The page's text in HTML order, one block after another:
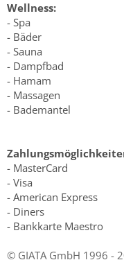
Wellness:
- Spa
- Bäder
- Sauna
- Dampfbad
- Hamam
- Massagen
- Bademantel
- MasterCard
- Visa
- American Express
- Diners
- Bankkarte Maestro
© GIATA GmbH 1996 -